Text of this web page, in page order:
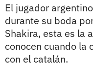
El jugador
durante su boda
Shakira, esta es la
conocen cuando la
con el catalán.